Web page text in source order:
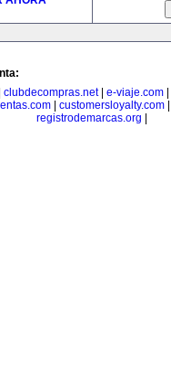
clubdecompras.net| e-viaje.com
| customersloyalty.com|
registrodemarcas.org